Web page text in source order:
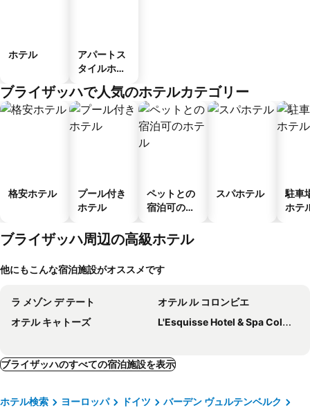
ホテル
アパートス
タイルホテ
ブライザッハで人気のホテルカテゴリー
格安ホテル
プール付き
ホテル
ペットとの
宿泊可のホ
スパホテル
駐車
ホテ
ブライザッハ周辺の高級ホテル
他にもこんな宿泊施設がオススメです
ラ メゾン デ テート
オテル ル コロンビエ
オテル キャトーズ
L'Esquisse Hotel & Spa Colmar - MGallery Collection
ブライザッハのすべての宿泊施設を表示
ホテル検索 ヨーロッパ ドイツ
バーデン ヴュルテンベルク